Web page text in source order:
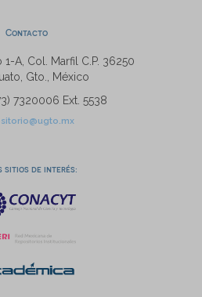
Contacto
1-A, Col. Marfil C.P. 36250
Gto., México
7320006 Ext. 5538
sitios de interés: